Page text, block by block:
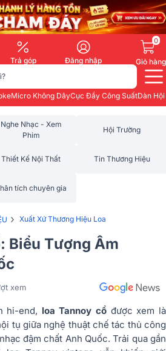
Trả góp Đăng nhập
0
Giỏ hàng
Micro Không DâyCục Đẩy Công SuấtDàn
Nghe Nhạc - Xem
Phim
Hội Trường
Thiết Kế Nội Thất Tin Thương Hiệu
tích chuyên gia
› Xuất Xứ Thương Hiệu Loa
Biểu Tượng Âm
xem
hi-end, loa Tannoy cổ được xem là
tụ giữa nghệ thuật chế tác thủ công
đậm chất Anh Quốc. Trải qua gần